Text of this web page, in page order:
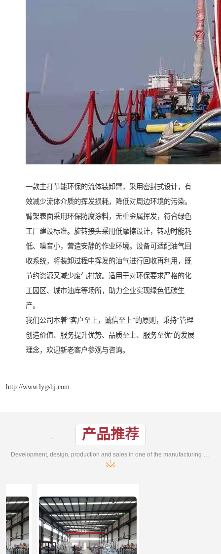
一款主打节能环保的流体装卸臂，采用密封式设计，有
效减少流体介质的挥发损耗，降低对周边环境的污染。
臂架表面采用环保防腐涂料，无重金属挥发，符合绿色
工厂建设标准。旋转接头采用低摩擦设计，转动时能耗
低、噪音小，营造安静的作业环境。设备可适配油气回
收系统，将装卸过程中挥发的油气进行回收再利用，既
节约资源又减少废气排放。适用于对环保要求严格的化
工园区、城市油库等场所，助力企业实现绿色低碳生
产。
我们公司本着“客户至上，诚信至上”的原则，秉持“管理
创造价值、服务提升优势、品质至上、服务至优"的发展
理念，欢迎新老客户参观与咨询。
http://www.lygshj.com
产品推荐
Development, design, production and sales in one of the manufacturing enterprises